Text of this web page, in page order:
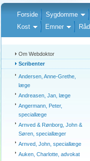
Forside Sygdomme
Kost
Emner Råd
Om Webdoktor
Scribenter
Andersen, Anne-Grethe,
læge
Andreasen, Jan, læge
Angermann, Peter,
speciallæge
Arnved & Rønborg, John &
Søren, speciallæger
Arnved, John, speciallæge
Auken, Charlotte, advokat